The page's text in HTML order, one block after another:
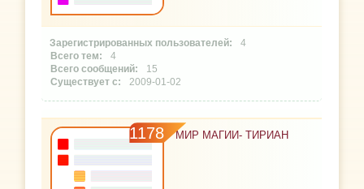
4
4
15
2009-01-02
1178 МИР МАГИИ- ТИРИАН